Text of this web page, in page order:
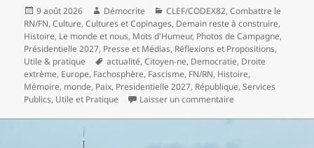
Publié
le
9 août 2026 Auteur
Démocrite Catégories
CLEF/CODEX82,Combattre le
RN/FN,Culture,Cultures et Copinages, Demain reste à construire,
Histoire, Le monde et nous, Mots d'Humeur, Photos de Campagne,
Présidentielle 2027, Presse et Médias, Réflexions et Propositions,
Utile & pratique
Mots-
clés
actualité,Citoyen-ne, Democratie, Droite
extrème, Europe, Fachosphère, Fascisme, FN/RN, Histoire,
Mémoire, monde, Paix, Presidentielle 2027, République,Services
Publics, Utile et Pratique Laisser un commentaire